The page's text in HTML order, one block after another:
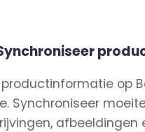
productinformatie op
Synchroniseer
afbeeldingen